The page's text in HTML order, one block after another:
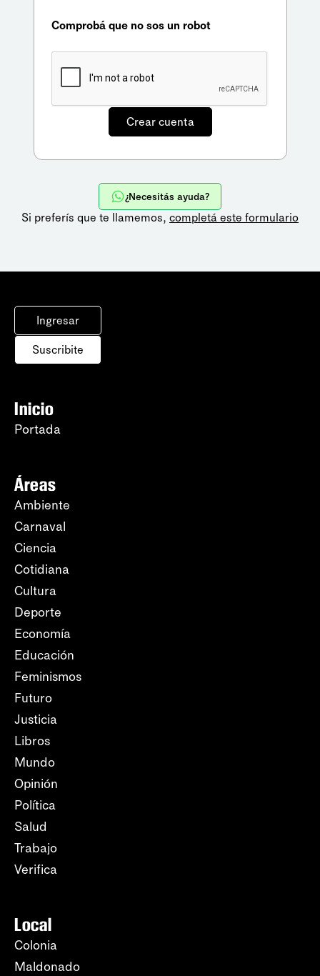
Comprobá que no sos un robot
¿Necesitás ayuda?
Si preferís que te llamemos, completá este formulario
Ingresar
Suscribite
Inicio
Portada
Áreas
Ambiente
Carnaval
Ciencia
Cotidiana
Cultura
Deporte
Economía
Educación
Feminismos
Futuro
Justicia
Libros
Mundo
Opinión
Política
Salud
Trabajo
Verifica
Local
Colonia
Maldonado